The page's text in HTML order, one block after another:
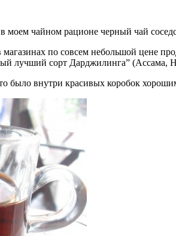
моем чайном рационе черный чай
магазинах по совсем небольшой цене
лучший сорт Дарджилинга” (Ассама,
было внутри красивых коробок